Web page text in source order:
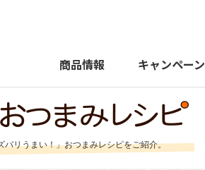
商品情報 キャンペーン
バリうまい！」おつまみレシピをご紹介。